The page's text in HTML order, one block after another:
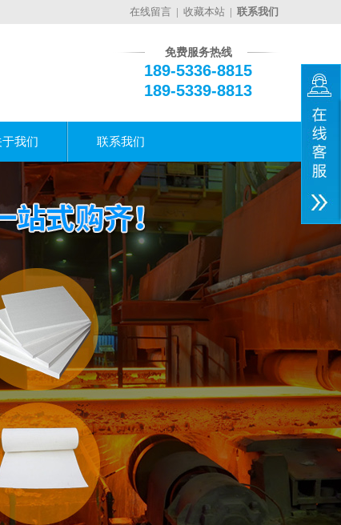
在线留言 | 收藏本站 | 联系我们
免费服务热线
189-5336-8815
189-5339-8813
于我们 联系我们